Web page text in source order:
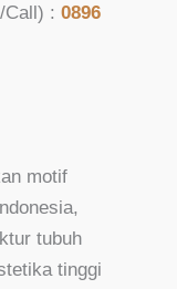
Call) : 0896
motif
tubuh
tinggi